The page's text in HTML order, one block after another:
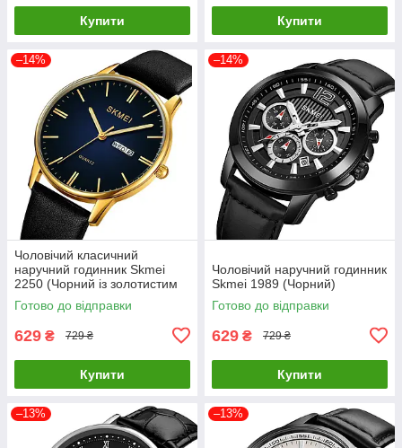
Купити Купити
–14%
Чоловічий класичний
наручний годинник Skmei
2250 (Чорний із золотистим
корпусом)
Готово до відправки
629 ₴ 729 ₴
Купити
–14%
Чоловічий наручний годинник
Skmei 1989 (Чорний)
Готово до відправки
629 ₴ 729 ₴
Купити
–13% –13%